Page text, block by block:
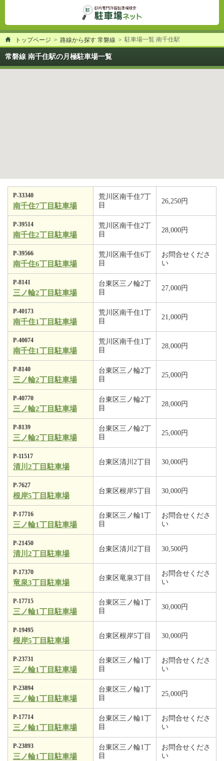
トップページ 路線から探す 常磐線 駐車場一覧 南千住駅
常磐線 南千住駅の月極駐車場一覧
P-33340
南千住7丁目駐車場
荒川区南千住7丁
目
26,250円
P-39514
南千住2丁目駐車場
荒川区南千住2丁
目
28,000円
P-39566
南千住6丁目駐車場
荒川区南千住6丁
目
お問合せくださ
い
P-8141
三ノ輪2丁目駐車場
台東区三ノ輪2丁
目
27,000円
P-40173
南千住1丁目駐車場
荒川区南千住1丁
目
21,000円
P-40074
南千住1丁目駐車場
荒川区南千住1丁
目
28,000円
P-8140
三ノ輪2丁目駐車場
台東区三ノ輪2丁
目
25,000円
P-40770
三ノ輪2丁目駐車場
台東区三ノ輪2丁
目
28,000円
P-8139
三ノ輪2丁目駐車場
台東区三ノ輪2丁
目
25,000円
P-11517
清川2丁目駐車場
台東区清川2丁目 30,000円
P-7627
根岸5丁目駐車場
台東区根岸5丁目 30,000円
P-17716
三ノ輪1丁目駐車場
台東区三ノ輪1丁
目
お問合せくださ
い
P-21450
清川2丁目駐車場
台東区清川2丁目 30,500円
P-17370
竜泉3丁目駐車場
台東区竜泉3丁目
お問合せくださ
い
P-17715
三ノ輪1丁目駐車場
台東区三ノ輪1丁
目
30,000円
P-19495
根岸5丁目駐車場
台東区根岸5丁目 30,000円
P-23731
三ノ輪1丁目駐車場
台東区三ノ輪1丁
目
お問合せくださ
い
P-23894
三ノ輪1丁目駐車場
台東区三ノ輪1丁
目
25,000円
P-17714
三ノ輪1丁目駐車場
台東区三ノ輪1丁
目
お問合せくださ
い
P-23893
三ノ輪1丁目駐車場
台東区三ノ輪1丁
目
お問合せくださ
い